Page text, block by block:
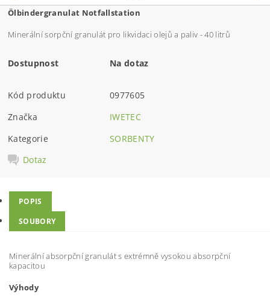
Ölbindergranulat Notfallstation
Minerální sorpční granulát pro likvidaci olejů a paliv - 40 litrů
Dostupnost Na dotaz
Kód produktu
0977605
Značka
IWETEC
Kategorie
SORBENTY
Dotaz
POPIS
SOUBORY
Minerální absorpční granulát s extrémně vysokou absorpční
kapacitou
Výhody